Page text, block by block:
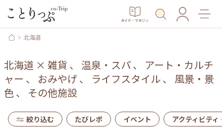
ガイド・マガジン
北海道
北海道 × 雑貨 、 温泉・スパ、 アート・カルチ
ャー 、 おみやげ 、 ライフスタイル、 風景・景
色、 その他施設
絞り込む たびレポ イベント アクティビティ